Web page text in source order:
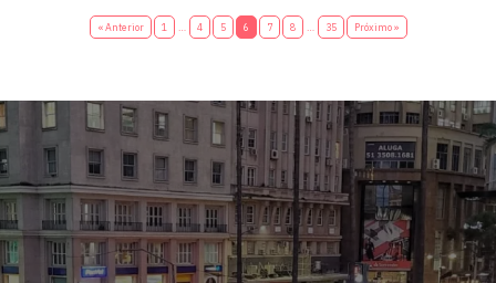
« Anterior 1 … 4 5 6 7 8 … 35 Próximo »